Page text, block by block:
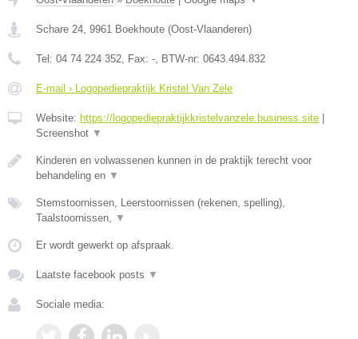
Schare 24, 9961 Boekhoute (Oost-Vlaanderen)
Tel: 04 74 224 352, Fax: -, BTW-nr: 0643.494.832
E-mail › Logopediepraktijk Kristel Van Zele
Website: https://logopediepraktijkkristelvanzele.business.site
Screenshot ▼
Kinderen en volwassenen kunnen in de praktijk terecht voor
behandeling en ▼
Stemstoornissen, Leerstoornissen (rekenen, spelling),
Taalstoornissen, ▼
Er wordt gewerkt op afspraak.
Laatste facebook posts ▼
Sociale media: